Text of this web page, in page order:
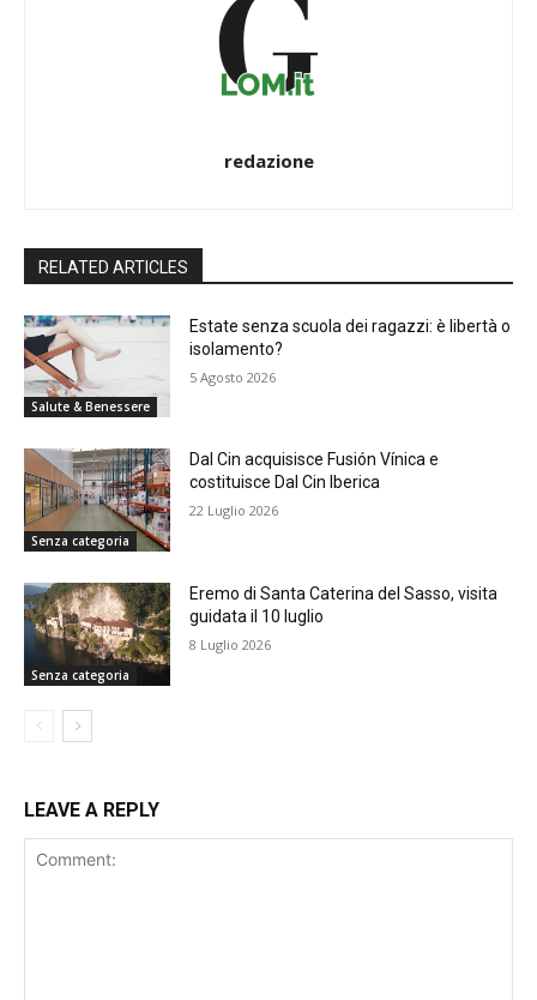
redazione
RELATED ARTICLES
Salute & Benessere
Estate senza scuola dei ragazzi: è libertà o
isolamento?
5 Agosto 2026
Senza categoria
Dal Cin acquisisce Fusión Vínica e
costituisce Dal Cin Iberica
22 Luglio 2026
Senza categoria
Eremo di Santa Caterina del Sasso, visita
guidata il 10 luglio
8 Luglio 2026
LEAVE A REPLY